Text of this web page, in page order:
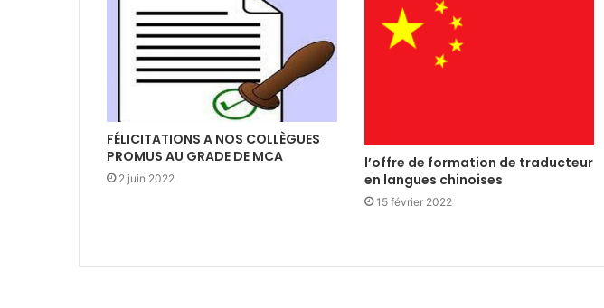
FÉLICITATIONS A NOS COLLÈGUES
PROMUS AU GRADE DE MCA
2 juin 2022
l’offre de formation de traducteur
en langues chinoises
15 février 2022